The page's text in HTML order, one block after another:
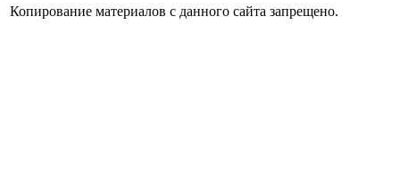
Копирование материалов с данного сайта запрещено.